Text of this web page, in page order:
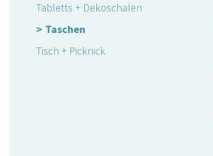
Tabletts + Dekoschalen
Taschen
Tisch + Picknick